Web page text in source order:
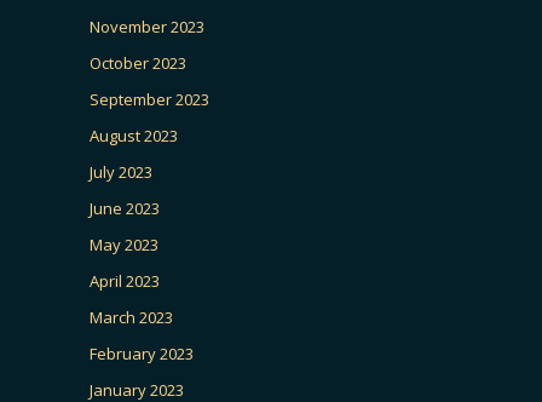
November 2023
October 2023
September 2023
August 2023
July 2023
June 2023
May 2023
April 2023
March 2023
February 2023
January 2023